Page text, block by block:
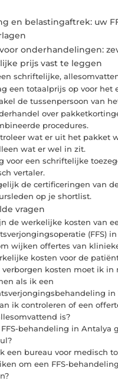
en belastingaftrek: uw
onderhandelingen:
prijs vast te leggen
schriftelijke,
een totaalprijs op voor het
de tussenpersoon van
over
procedures.
wat er uit het pakket
wat er wel in zit.
voor een schriftelijke
vertaler.
de certificeringen van
op je shortlist.
vragen
de werkelijke kosten van
(FFS)
wijken offertes van
kosten voor de
verborgen kosten moet ik
als ik een
in
ik controleren of een
is?
FFS-behandeling in Antalya
een bureau voor medisch
om een FFS-